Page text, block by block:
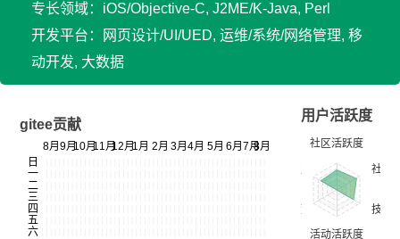
专长领域：iOS/Objective-C, J2ME/K-Java, Perl
开发平台：网页设计/UI/UED, 运维/系统/网络管理, 移
动开发, 大数据
gitee贡献
用户活跃度